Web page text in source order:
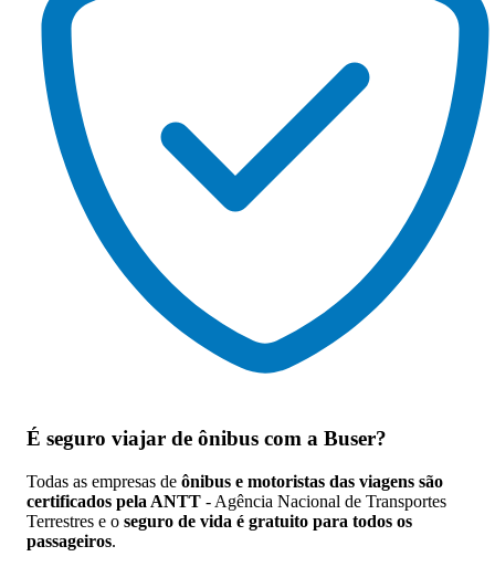
É seguro viajar de ônibus com a Buser?
Todas as empresas de ônibus e motoristas das viagens são
certificados pela ANTT - Agência Nacional de Transportes
Terrestres e o seguro de vida é gratuito para todos os
passageiros.